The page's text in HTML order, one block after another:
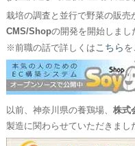
栽培の調査と並行で野菜の販
CMS/Shopの開発を開始しまし
※前職の話で詳しくはこちら を
以前、神奈川県の養鶏場、 株式
製造に関わらせていただきまし